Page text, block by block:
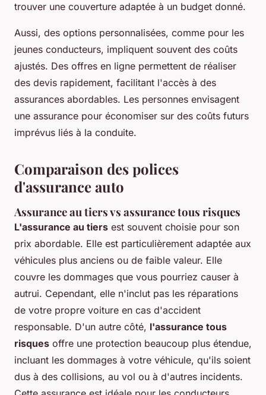
trouver une couverture adaptée à un budget donné.
Aussi, des options personnalisées, comme pour les
jeunes conducteurs, impliquent souvent des coûts
ajustés. Des offres en ligne permettent de réaliser
des devis rapidement, facilitant l'accès à des
assurances abordables. Les personnes envisagent
une assurance pour économiser sur des coûts futurs
imprévus liés à la conduite.
Comparaison des polices
d'assurance auto
Assurance au tiers vs assurance tous risques
L'assurance au tiers est souvent choisie pour son
prix abordable. Elle est particulièrement adaptée aux
véhicules plus anciens ou de faible valeur. Elle
couvre les dommages que vous pourriez causer à
autrui. Cependant, elle n'inclut pas les réparations
de votre propre voiture en cas d'accident
responsable. D'un autre côté, l'assurance tous
risques offre une protection beaucoup plus étendue,
incluant les dommages à votre véhicule, qu'ils soient
dus à des collisions, au vol ou à d'autres incidents.